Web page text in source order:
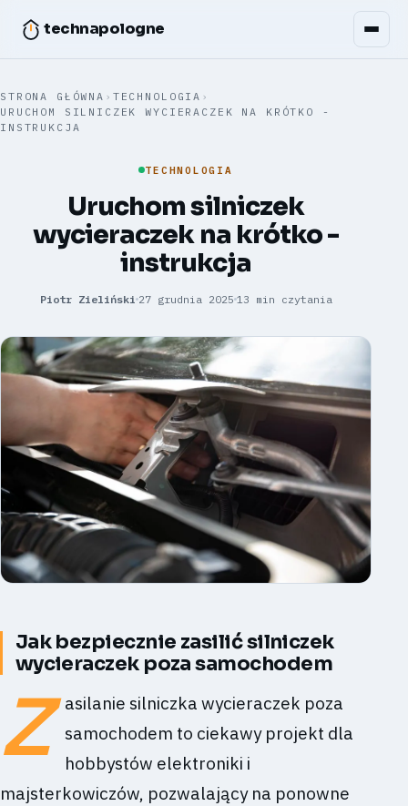
technapologne
STRONA GŁÓWNA › TECHNOLOGIA ›
URUCHOM SILNICZEK WYCIERACZEK NA KRÓTKO -
INSTRUKCJA
TECHNOLOGIA
Uruchom silniczek
wycieraczek na krótko -
instrukcja
Piotr Zieliński 27 grudnia 2025 13 min czytania
Jak bezpiecznie zasilić silniczek
wycieraczek poza samochodem
Z
asilanie silniczka wycieraczek poza
samochodem to ciekawy projekt dla
hobbystów elektroniki i
majsterkowiczów, pozwalający na ponowne